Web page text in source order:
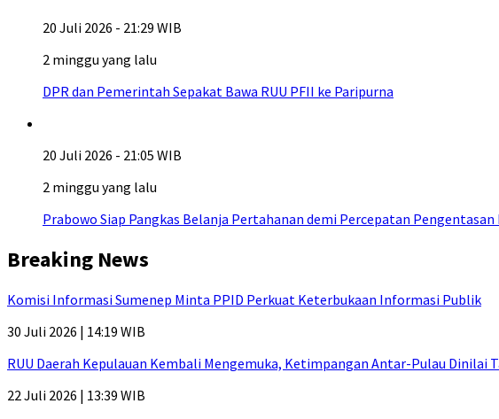
20 Juli 2026 - 21:29 WIB
2 minggu yang lalu
DPR dan Pemerintah Sepakat Bawa RUU PFII ke Paripurna
20 Juli 2026 - 21:05 WIB
2 minggu yang lalu
Prabowo Siap Pangkas Belanja Pertahanan demi Percepatan
Breaking News
Komisi Informasi Sumenep Minta PPID Perkuat Keterbukaan Informasi Publik
30 Juli 2026 | 14:19 WIB
RUU Daerah Kepulauan Kembali Mengemuka, Ketimpangan Antar-Pulau Dinilai
22 Juli 2026 | 13:39 WIB